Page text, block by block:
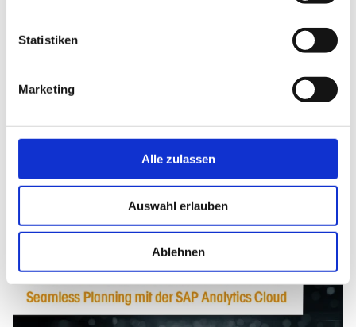
Statistiken
Marketing
Alle zulassen
Auswahl erlauben
Ablehnen
Ähnliche Beiträge: